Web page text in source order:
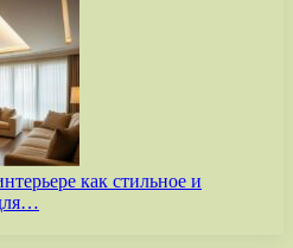
как стильное и